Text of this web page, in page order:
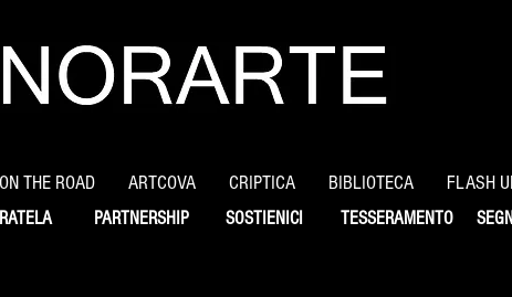
THE ROAD ARTCOVA CRIPTICA BIBLIOTECA FLASH
PARTNERSHIP SOSTIENICI TESSERAMENTO